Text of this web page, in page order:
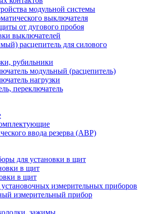
модульной системы
выключателя
от дугового пробоя
выключателей
расцепитель для силового
рубильники
модульный (расцепитель)
нагрузки
переключатель
ввода резерва (АВР)
для установки в щит
в щит
в щит
измерительных приборов
измерительный прибор
зажимы